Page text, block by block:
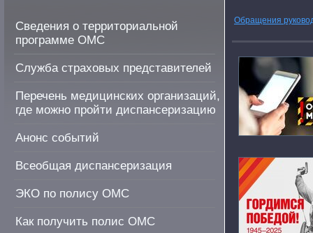
Сведения о территориальной
программе ОМС
Служба страховых представителей
Перечень медицинских организаций,
где можно пройти диспансеризацию
Анонс событий
Всеобщая диспансеризация
ЭКО по полису ОМС
Как получить полис ОМС
Обращения